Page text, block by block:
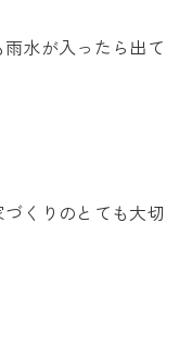
雨水が入ったら出て
くりのとても大切